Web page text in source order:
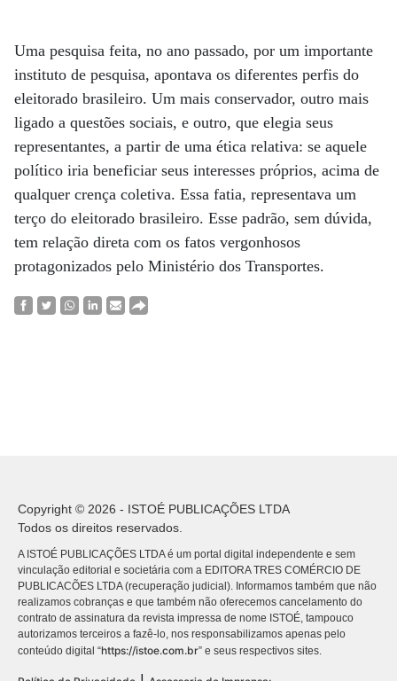
Uma pesquisa feita, no ano passado, por um importante
instituto de pesquisa, apontava os diferentes perfis do
eleitorado brasileiro. Um mais conservador, outro mais
ligado a questões sociais, e outro, que elegia seus
representantes, a partir de uma ética relativa: se aquele
político iria beneficiar seus interesses próprios, acima de
qualquer crença coletiva. Essa fatia, representava um
terço do eleitorado brasileiro. Esse padrão, sem dúvida,
tem relação direta com os fatos vergonhosos
protagonizados pelo Ministério dos Transportes.
Copyright © 2026 - ISTOÉ PUBLICAÇÕES LTDA
Todos os direitos reservados.
A ISTOÉ PUBLICAÇÕES LTDA é um portal digital independente e sem
vinculação editorial e societária com a EDITORA TRES COMÉRCIO DE
PUBLICACÕES LTDA (recuperação judicial). Informamos também que não
realizamos cobranças e que também não oferecemos cancelamento do
contrato de assinatura da revista impressa de nome ISTOÉ, tampouco
autorizamos terceiros a fazê-lo, nos responsabilizamos apenas pelo
conteúdo digital “https://istoe.com.br” e seus respectivos sites.